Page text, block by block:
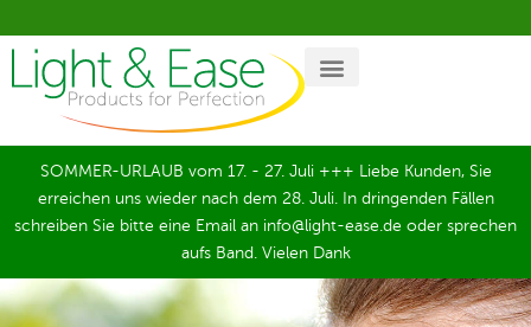
SOMMER-URLAUB vom 17. - 27. Juli +++ Liebe Kunden, Sie
erreichen uns wieder nach dem 28. Juli. In dringenden Fällen
schreiben Sie bitte eine Email an info@light-ease.de oder sprechen
aufs Band. Vielen Dank